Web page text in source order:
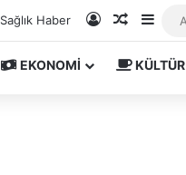
Sağlık Haber Kayıt Ol
EKONOMİ